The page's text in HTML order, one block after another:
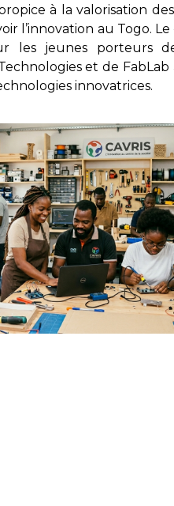
à la valorisation
l’innovation au Togo. Le
les jeunes porteurs
et de
innovatrices.